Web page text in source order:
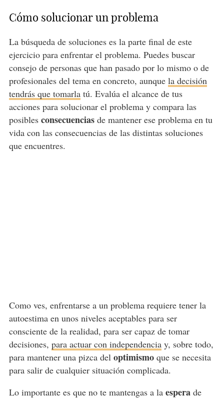
Cómo solucionar un problema
La búsqueda de soluciones es la parte final de este
ejercicio para enfrentar el problema. Puedes buscar
consejo de personas que han pasado por lo mismo o de
profesionales del tema en concreto, aunque la decisión
tendrás que tomarlatú. Evalúa el alcance de tus
acciones para solucionar el problema y compara las
posibles consecuenciasde mantener ese problema en tu
vida con las consecuencias de las distintas soluciones
que encuentres.
Como ves, enfrentarse a un problema requiere tener la
autoestima en unos niveles aceptables para ser
consciente de la realidad, para ser capaz de tomar
decisiones, para actuar con independenciay, sobre todo,
para mantener una pizca del optimismoque se necesita
para salir de cualquier situación complicada.
Lo importante es que no te mantengas a la esperade